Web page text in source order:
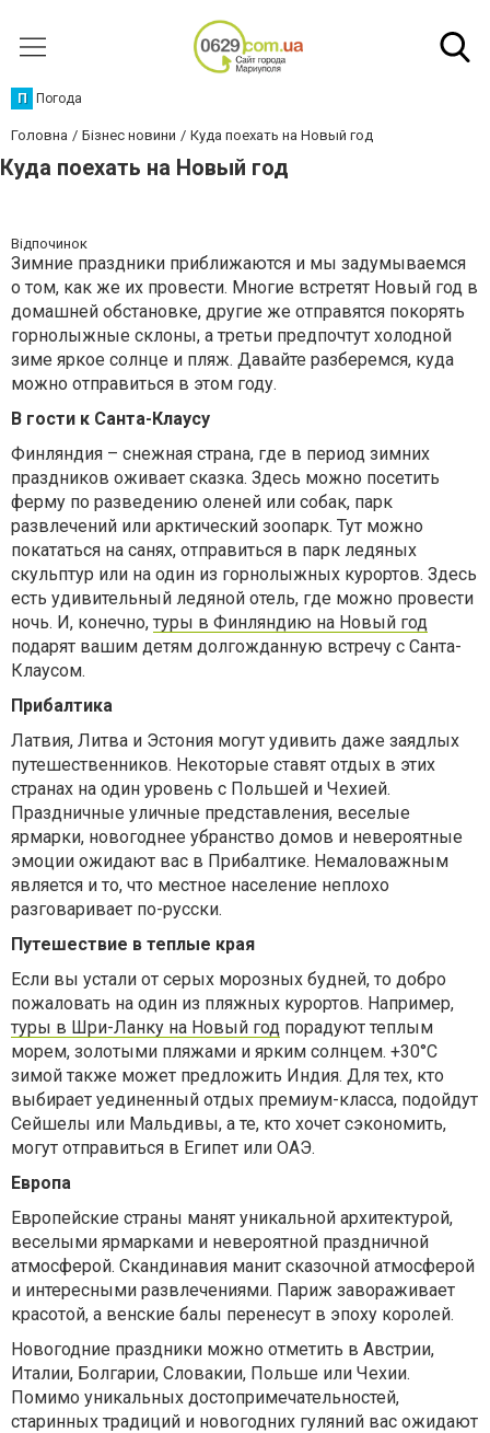
П Погода
Головна Бізнес новини Куда поехать на Новый год
Куда поехать на Новый год
Відпочинок
Зимние праздники приближаются и мы задумываемся
о том, как же их провести. Многие встретят Новый год в
домашней обстановке, другие же отправятся покорять
горнолыжные склоны, а третьи предпочтут холодной
зиме яркое солнце и пляж. Давайте разберемся, куда
можно отправиться в этом году.
В гости к Санта-Клаусу
Финляндия – снежная страна, где в период зимних
праздников оживает сказка. Здесь можно посетить
ферму по разведению оленей или собак, парк
развлечений или арктический зоопарк. Тут можно
покататься на санях, отправиться в парк ледяных
скульптур или на один из горнолыжных курортов. Здесь
есть удивительный ледяной отель, где можно провести
ночь. И, конечно, туры в Финляндию на Новый год
подарят вашим детям долгожданную встречу с Санта-
Клаусом.
Прибалтика
Латвия, Литва и Эстония могут удивить даже заядлых
путешественников. Некоторые ставят отдых в этих
странах на один уровень с Польшей и Чехией.
Праздничные уличные представления, веселые
ярмарки, новогоднее убранство домов и невероятные
эмоции ожидают вас в Прибалтике. Немаловажным
является и то, что местное население неплохо
разговаривает по-русски.
Путешествие в теплые края
Если вы устали от серых морозных будней, то добро
пожаловать на один из пляжных курортов. Например,
туры в Шри-Ланку на Новый год порадуют теплым
морем, золотыми пляжами и ярким солнцем. +30°С
зимой также может предложить Индия. Для тех, кто
выбирает уединенный отдых премиум-класса, подойдут
Сейшелы или Мальдивы, а те, кто хочет сэкономить,
могут отправиться в Египет или ОАЭ.
Европа
Европейские страны манят уникальной архитектурой,
веселыми ярмарками и невероятной праздничной
атмосферой. Скандинавия манит сказочной атмосферой
и интересными развлечениями. Париж завораживает
красотой, а венские балы перенесут в эпоху королей.
Новогодние праздники можно отметить в Австрии,
Италии, Болгарии, Словакии, Польше или Чехии.
Помимо уникальных достопримечательностей,
старинных традиций и новогодних гуляний вас ожидают